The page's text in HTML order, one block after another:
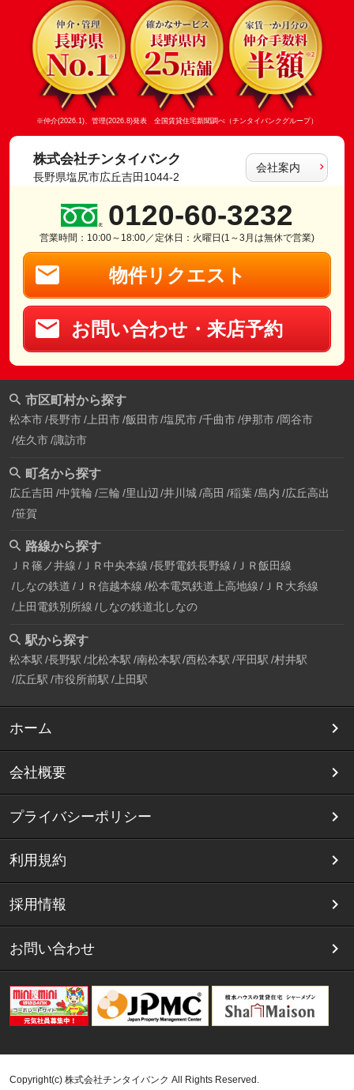
※仲介(2026.1)、管理(2026.8)発表 全国賃貸住宅新聞調べ（チンタイバンクグループ）
株式会社チンタイバンク
長野県塩尻市広丘吉田1044-2
会社案内
0120-60-3232
営業時間：10:00～18:00／定休日：火曜日(1～3月は無休で営業)
物件リクエスト
お問い合わせ・来店予約
市区町村から探す
松本市 長野市 上田市 飯田市 塩尻市 千曲市 伊那市 岡谷市
佐久市 諏訪市
町名から探す
広丘吉田 中箕輪 三輪 里山辺 井川城 高田 稲葉 島内 広丘高出
笹賀
路線から探す
ＪＲ篠ノ井線 ＪＲ中央本線 長野電鉄長野線 ＪＲ飯田線
しなの鉄道 ＪＲ信越本線 松本電気鉄道上高地線
ＪＲ大糸線
上田電鉄別所線 しなの鉄道北しなの
駅から探す
松本駅 長野駅 北松本駅 南松本駅 西松本駅 平田駅 村井駅
広丘駅 市役所前駅 上田駅
ホーム
会社概要
プライバシーポリシー
利用規約
採用情報
お問い合わせ
Copyright(c) 株式会社チンタイバンク All Rights Reserved.